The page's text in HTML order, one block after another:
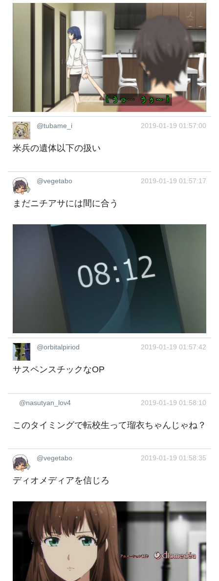
@tubame_i 2019-01-19 01:57:00
米兵の遺体以下の扱い
@vegetabo 2019-01-19 01:57:17
まだニチアサには間に合う
@orbitalpiriod 2019-01-19 01:57:42
サスペンスチックなOP
@nasutyan_lov4 2019-01-19 01:58:10
このタイミングで転校生って瑠衣ちゃんじゃね？
@vegetabo 2019-01-19 01:58:35
ディオメディアを信じろ